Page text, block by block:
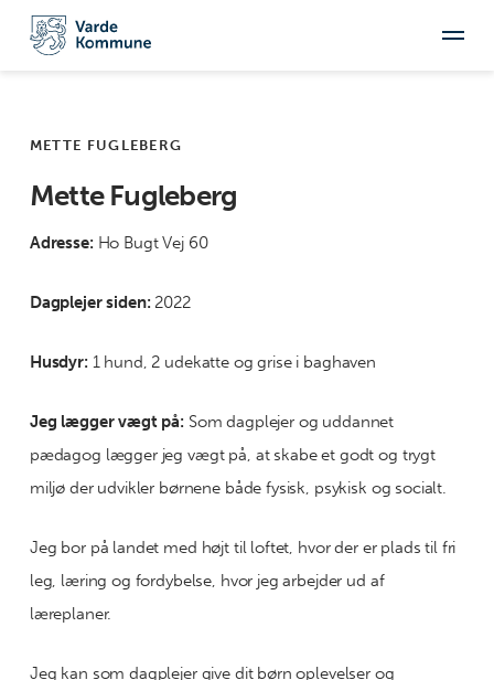
METTE FUGLEBERG
Mette Fugleberg
Adresse: Ho Bugt Vej 60
Dagplejer siden:2022
Husdyr:1 hund, 2 udekatte og grise i baghaven
Jeg lægger vægt på: Som dagplejer og uddannet
pædagog lægger jeg vægt på, at skabe et godt og trygt
miljø der udvikler børnene både fysisk, psykisk og socialt.
Jeg bor på landet med højt til loftet, hvor der er plads til fri
leg, læring og fordybelse, hvor jeg arbejder ud af
læreplaner.
Jeg kan som dagplejer give dit børn oplevelser og